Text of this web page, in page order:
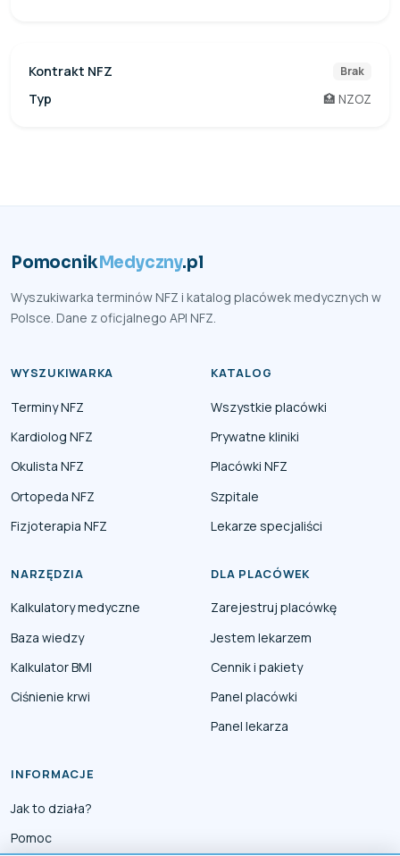
Kontrakt NFZ Brak
Typ 🏥 NZOZ
PomocnikMedyczny.pl
Wyszukiwarka terminów NFZ i katalog placówek medycznych w
Polsce. Dane z oficjalnego API NFZ.
WYSZUKIWARKA
Terminy NFZ
Kardiolog NFZ
Okulista NFZ
Ortopeda NFZ
Fizjoterapia NFZ
KATALOG
Wszystkie placówki
Prywatne kliniki
Placówki NFZ
Szpitale
Lekarze specjaliści
NARZĘDZIA
Kalkulatory medyczne
Baza wiedzy
Kalkulator BMI
Ciśnienie krwi
DLA PLACÓWEK
Zarejestruj placówkę
Jestem lekarzem
Cennik i pakiety
Panel placówki
Panel lekarza
INFORMACJE
Jak to działa?
Pomoc